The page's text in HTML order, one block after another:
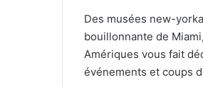
Des musées new-
bouillonnante de
Amériques vous fait
événements et coups